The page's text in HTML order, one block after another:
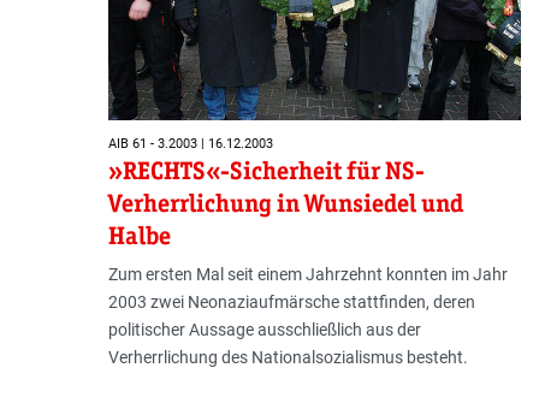
AIB 61 - 3.2003 | 16.12.2003
»RECHTS«-Sicherheit für NS-
Verherrlichung in Wunsiedel und
Halbe
Zum ersten Mal seit einem Jahrzehnt konnten im Jahr
2003 zwei Neonaziaufmärsche stattfinden, deren
politischer Aussage ausschließlich aus der
Verherrlichung des Nationalsozialismus besteht.